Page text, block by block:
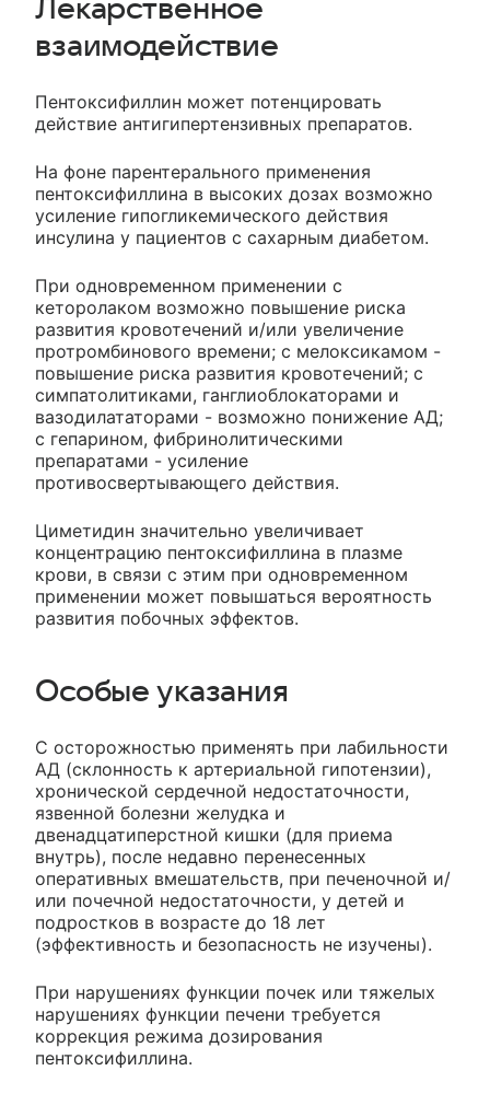
Лекарственное
взаимодействие
Пентоксифиллин может потенцировать
действие антигипертензивных препаратов.
На фоне парентерального применения
пентоксифиллина в высоких дозах возможно
усиление гипогликемического действия
инсулина у пациентов с сахарным диабетом.
При одновременном применении с
кеторолаком возможно повышение риска
развития кровотечений и/или увеличение
протромбинового времени; с мелоксикамом -
повышение риска развития кровотечений; с
симпатолитиками, ганглиоблокаторами и
вазодилататорами - возможно понижение АД;
с гепарином, фибринолитическими
препаратами - усиление
противосвертывающего действия.
Циметидин значительно увеличивает
концентрацию пентоксифиллина в плазме
крови, в связи с этим при одновременном
применении может повышаться вероятность
развития побочных эффектов.
Особые указания
C осторожностью применять при лабильности
АД (склонность к артериальной гипотензии),
хронической сердечной недостаточности,
язвенной болезни желудка и
двенадцатиперстной кишки (для приема
внутрь), после недавно перенесенных
оперативных вмешательств, при печеночной и/
или почечной недостаточности, у детей и
подростков в возрасте до 18 лет
(эффективность и безопасность не изучены).
При нарушениях функции почек или тяжелых
нарушениях функции печени требуется
коррекция режима дозирования
пентоксифиллина.